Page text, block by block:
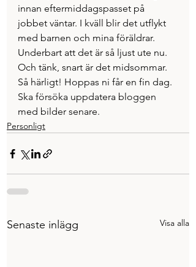
innan eftermiddagspasset på
jobbet väntar. I kväll blir det utflykt
med barnen och mina föräldrar.
Underbart att det är så ljust ute nu.
Och tänk, snart är det midsommar.
Så härligt! Hoppas ni får en fin dag.
Ska försöka uppdatera bloggen
med bilder senare.
Personligt
Senaste inlägg Visa alla